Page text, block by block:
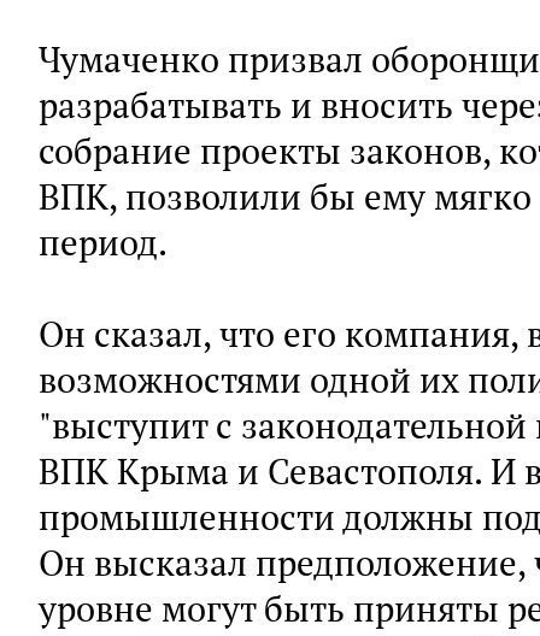
Чумаченко призвал
разрабатывать и вносить
собрание проекты законов,
ВПК, позволили бы ему
период.
Он сказал, что его компания,
возможностями одной их
"выступит с
ВПК Крыма и Севастополя. И
промышленности должны
Он высказал
уровне могут быть приняты